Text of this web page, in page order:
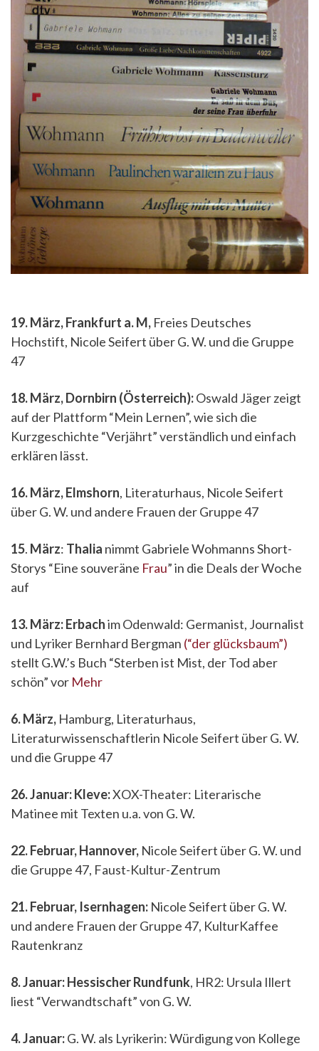
19. März, Frankfurt a. M, Freies Deutsches
Hochstift, Nicole Seifert über G. W. und die Gruppe
47
18. März, Dornbirn (Österreich):Oswald Jäger zeigt
auf der Plattform “Mein Lernen”, wie sich die
Kurzgeschichte “Verjährt” verständlich und einfach
erklären lässt.
16. März, Elmshorn, Literaturhaus, Nicole Seifert
über G. W. und andere Frauen der Gruppe 47
15. März: Thalia nimmt Gabriele Wohmanns Short-
Storys “Eine souveräne Frau” in die Deals der Woche
auf
13. März: Erbachim Odenwald: Germanist, Journalist
und Lyriker Bernhard Bergman (“der glücksbaum”)
stellt G.W.’s Buch “Sterben ist Mist, der Tod aber
schön” vor Mehr
6. März, Hamburg, Literaturhaus,
Literaturwissenschaftlerin Nicole Seifert über G. W.
und die Gruppe 47
26. Januar: Kleve:XOX-Theater: Literarische
Matinee mit Texten u.a. von G. W.
22. Februar, Hannover, Nicole Seifert über G. W. und
die Gruppe 47, Faust-Kultur-Zentrum
21. Februar, Isernhagen: Nicole Seifert über G. W.
und andere Frauen der Gruppe 47, KulturKaffee
Rautenkranz
8. Januar: Hessischer Rundfunk, HR2: Ursula Illert
liest “Verwandtschaft” von G. W.
4. Januar:G. W. als Lyrikerin: Würdigung von Kollege